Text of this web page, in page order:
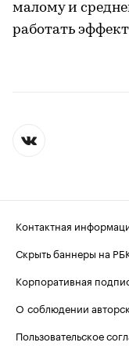
малому и
работать
Контактная
Скрыть баннеры на
Корпоративная
О соблюдении
Пользовательское